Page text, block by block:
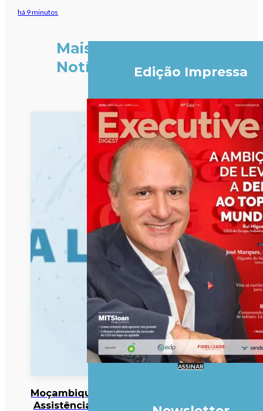
há 9 minutos
Mais
Notícias
Moçambique/Ataques:
Assistência responde
Edição Impressa
ASSINAR